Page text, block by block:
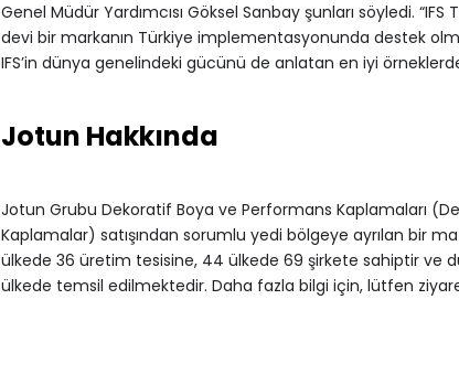
Genel Müdür Yardımcısı Göksel Sanbay şunları söyledi.
devi bir markanın Türkiye implementasyonunda destek
IFS’in dünya genelindeki gücünü de anlatan en iyi
Jotun Hakkında
Jotun Grubu Dekoratif Boya ve Performans Kaplamaları
Kaplamalar) satışından sorumlu yedi bölgeye ayrılan bir
ülkede 36 üretim tesisine, 44 ülkede 69 şirkete sahiptir ve
ülkede temsil edilmektedir. Daha fazla bilgi için, lütfen